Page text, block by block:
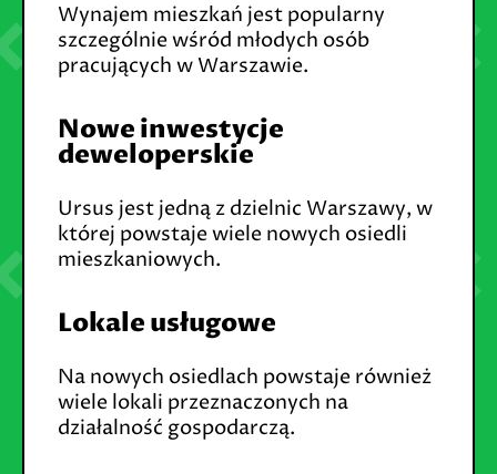
Wynajem mieszkań jest popularny
szczególnie wśród młodych osób
pracujących w Warszawie.
Nowe inwestycje
deweloperskie
Ursus jest jedną z dzielnic Warszawy, w
której powstaje wiele nowych osiedli
mieszkaniowych.
Lokale usługowe
Na nowych osiedlach powstaje również
wiele lokali przeznaczonych na
działalność gospodarczą.